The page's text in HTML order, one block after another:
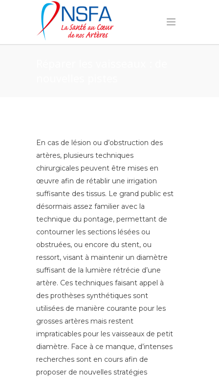
En cas de lésion ou d’obstruction des
artères, plusieurs techniques
chirurgicales peuvent être mises en
œuvre afin de rétablir une irrigation
suffisante des tissus. Le grand public est
désormais assez familier avec la
technique du pontage, permettant de
contourner les sections lésées ou
obstruées, ou encore du stent, ou
ressort, visant à maintenir un diamètre
suffisant de la lumière rétrécie d’une
artère. Ces techniques faisant appel à
des prothèses synthétiques sont
utilisées de manière courante pour les
grosses artères mais restent
impraticables pour les vaisseaux de petit
diamètre. Face à ce manque, d’intenses
recherches sont en cours afin de
proposer de nouvelles stratégies